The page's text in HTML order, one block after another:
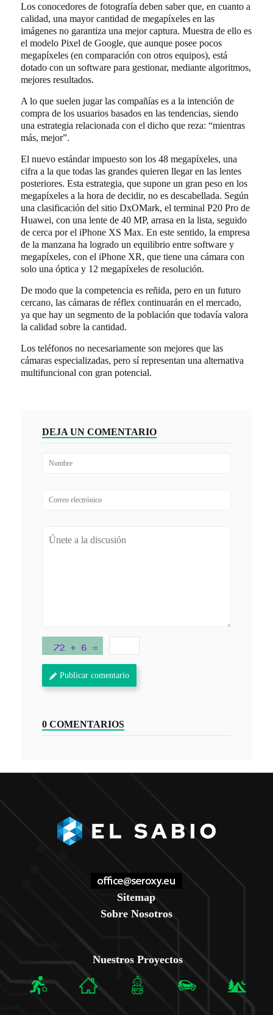
Los conocedores de fotografía deben saber que, en cuanto a
calidad, una mayor cantidad de megapíxeles en las
imágenes no garantiza una mejor captura. Muestra de ello es
el modelo Pixel de Google, que aunque posee pocos
megapíxeles (en comparación con otros equipos), está
dotado con un software para gestionar, mediante algoritmos,
mejores resultados.
A lo que suelen jugar las compañías es a la intención de
compra de los usuarios basados en las tendencias, siendo
una estrategia relacionada con el dicho que reza: “mientras
más, mejor”.
El nuevo estándar impuesto son los 48 megapíxeles, una
cifra a la que todas las grandes quieren llegar en las lentes
posteriores. Esta estrategia, que supone un gran peso en los
megapíxeles a la hora de decidir, no es descabellada. Según
una clasificación del sitio DxOMark, el terminal P20 Pro de
Huawei, con una lente de 40 MP, arrasa en la lista, seguido
de cerca por el iPhone XS Max. En este sentido, la empresa
de la manzana ha logrado un equilibrio entre software y
megapíxeles, con el iPhone XR, que tiene una cámara con
solo una óptica y 12 megapíxeles de resolución.
De modo que la competencia es reñida, pero en un futuro
cercano, las cámaras de réflex continuarán en el mercado,
ya que hay un segmento de la población que todavía valora
la calidad sobre la cantidad.
Los teléfonos no necesariamente son mejores que las
cámaras especializadas, pero sí representan una alternativa
multifuncional con gran potencial.
DEJA UN COMENTARIO
Publicar comentario
0 COMENTARIOS
Sitemap
Sobre Nosotros
Nuestros Proyectos